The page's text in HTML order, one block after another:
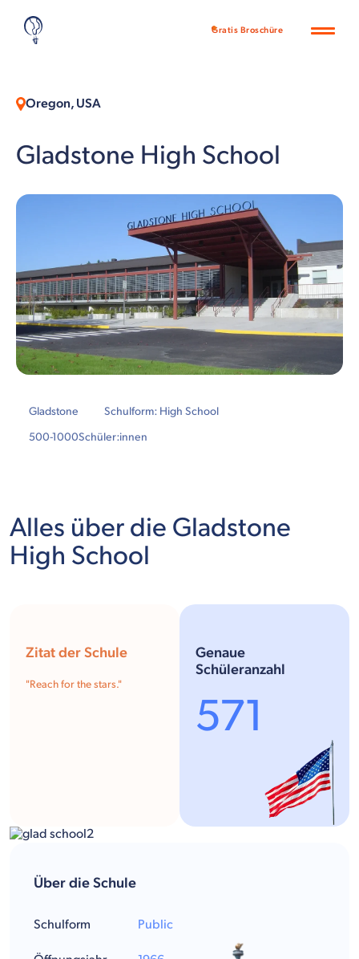
Gratis Broschüre
Oregon, USA
Gladstone High School
Gladstone
Schulform: High School
500-1000Schüler:innen
Alles über die Gladstone
High School
Über die Schule
Schulform Public
Zitat der Schule
"Reach for the stars."
Genaue
Schüleranzahl
571